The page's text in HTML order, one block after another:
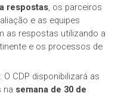
respostas, os parceiros
e as equipes
as respostas utilizando a
e os processos de
: O CDP disponibilizará as
na semana de 30 de